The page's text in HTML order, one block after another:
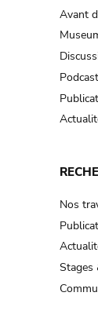
Avant
Nos
Stages